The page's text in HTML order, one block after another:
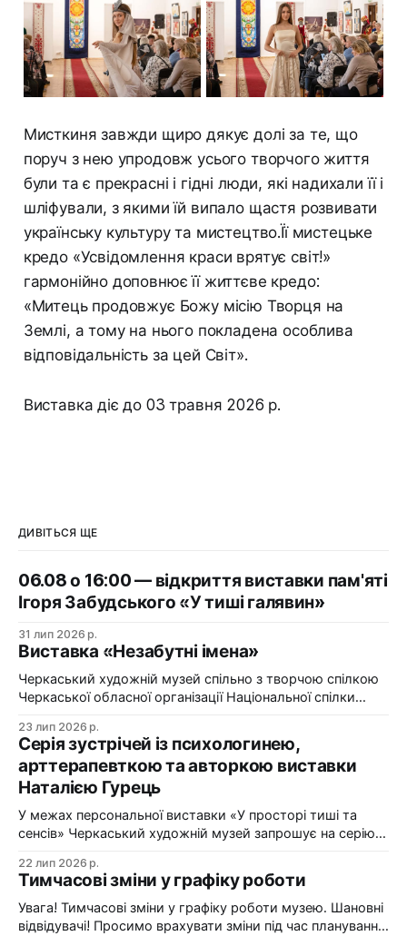
Мисткиня завжди щиро дякує долі за те, що
поруч з нею упродовж усього творчого життя
були та є прекрасні і гідні люди, які надихали її і
шліфували, з якими їй випало щастя розвивати
українську культуру та мистецтво.Її мистецьке
кредо «Усвідомлення краси врятує світ!»
гармонійно доповнює її життєве кредо:
«Митець продовжує Божу місію Творця на
Землі, а тому на нього покладена особлива
відповідальність за цей Світ».
Виставка діє до 03 травня 2026 р.
ДИВІТЬСЯ ЩЕ
06.08 о 16:00 — відкриття виставки пам'яті
Ігоря Забудського «У тиші галявин»
31 лип 2026 р.
Виставка «Незабутні імена»
Черкаський художній музей спільно з творчою спілкою
Черкаської обласної організації Національної спілки
імена». Виставка «Незабутні імена» — це мистецька
подорож у творчий спадок художників Черкащини, чий
життєвий шлях вже завершилися, але їх талант і
сьогодні продовжує промовляти до глядача мовою
образів, кольору та форми. До огляду
23 лип 2026 р.
Серія зустрічей із психологинею,
арттерапевткою та авторкою виставки
Наталією Гурець
У межах персональної виставки «У просторі тиші та
сенсів» Черкаський художній музей запрошує на серію
авторкою виставки Наталією Гурець. Протягом
виставки відбудеться цикл подій, у яких мистецтво стає
простором для діалогу, творчого досвіду та
самопізнання. Арттерапевтичні зустрічі з Наталією
22 лип 2026 р.
Тимчасові зміни у графіку роботи
Увага! Тимчасові зміни у графіку роботи музею. Шановні
відвідувачі! Просимо врахувати зміни під час планування